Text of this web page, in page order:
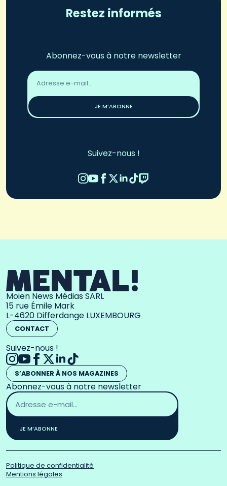
Restez informés
Abonnez-vous à notre newsletter
Adresse
email
JE M’ABONNE
Suivez-nous !
Moien News Médias SARL
15 rue Émile Mark
L-4620 Differdange LUXEMBOURG
CONTACT
Suivez-nous !
S’ABONNER À NOS MAGAZINES
Abonnez-vous à notre newsletter
Adresse
email
*
JE M’ABONNE
Politique de confidentialité
Mentions légales